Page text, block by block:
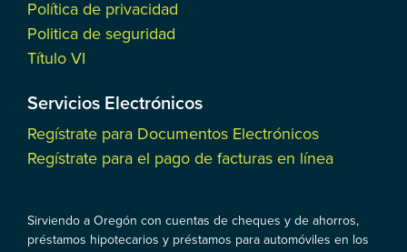
Política de privacidad
Politica de seguridad
Título VI
Servicios Electrónicos
Regístrate para Documentos Electrónicos
Regístrate para el pago de facturas en línea
Sirviendo a Oregón con cuentas de cheques y de ahorros,
préstamos hipotecarios y préstamos para automóviles en los